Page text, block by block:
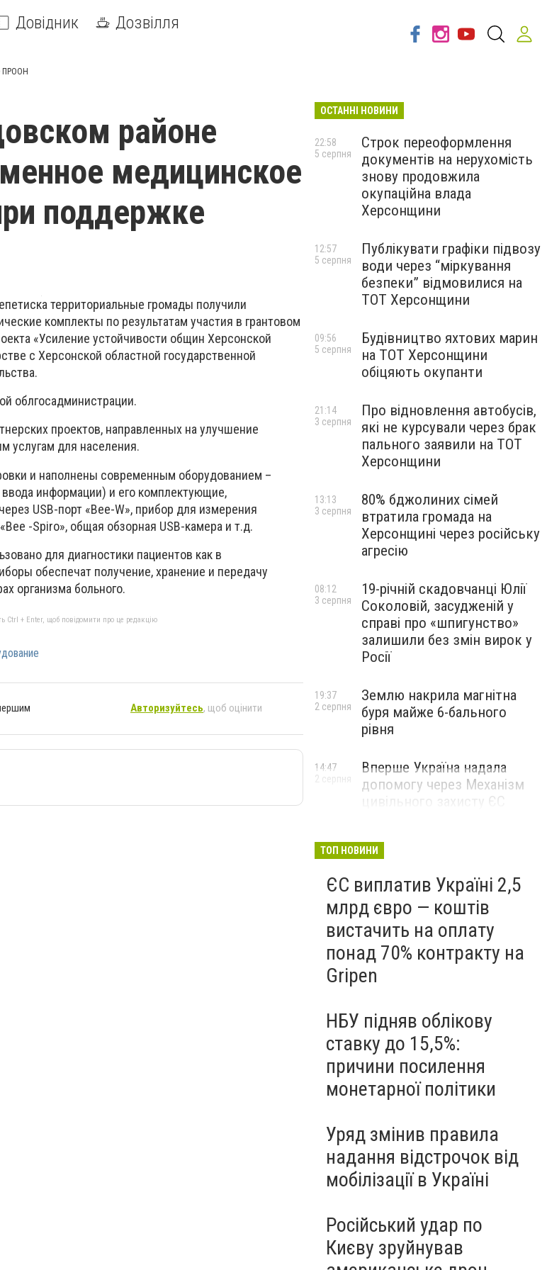
Довідник Дозвілля
ПРООН
районе
медицинское
поддержке
территориальные громады получили
комплекты по результатам участия в грантовом
«Усиление устойчивости общин Херсонской
с Херсонской областной государственной
облгосадминистрации.
проектов, направленных на улучшение
услугам для населения.
и наполнены современным оборудованием –
информации) и его комплектующие,
USB-порт «Вее-W», прибор для измерения
-Spiro», общая обзорная USB-камера и т.д.
для диагностики пациентов как в
обеспечат получение, хранение и передачу
организма больного.
Ctrl + Enter, щоб повідомити про це редакцію
Авторизуйтесь, щоб оцінити
ОСТАННІ НОВИНИ
Строк переоформлення
документів на нерухомість
знову продовжила
окупаційна влада
Херсонщини
22:58
5 серпня
Публікувати графіки підвозу
води через “міркування
безпеки” відмовилися на
ТОТ Херсонщини
12:57
5 серпня
Будівництво яхтових марин
на ТОТ Херсонщини
обіцяють окупанти
09:56
5 серпня
Про відновлення автобусів,
які не курсували через брак
пального заявили на ТОТ
Херсонщини
21:14
3 серпня
80% бджолиних сімей
втратила громада на
Херсонщині через російську
агресію
13:13
3 серпня
19-річній скадовчанці Юлії
Соколовій, засудженій у
справі про «шпигунство»
залишили без змін вирок у
Росії
08:12
3 серпня
Землю накрила магнітна
буря майже 6-бального
рівня
19:37
2 серпня
Вперше Україна надала
допомогу через Механізм
цивільного захисту ЄС
14:47
2 серпня
ТОП НОВИНИ
ЄС виплатив Україні 2,5
млрд євро — коштів
вистачить на оплату
понад 70% контракту на
Gripen
НБУ підняв облікову
ставку до 15,5%:
причини посилення
монетарної політики
Уряд змінив правила
надання відстрочок від
мобілізації в Україні
Російський удар по
Києву зруйнував